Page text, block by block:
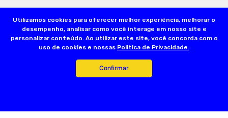
Utilizamos cookies para oferecer melhor experiência, melhorar o
desempenho, analisar como você interage em nosso site e
personalizar conteúdo. Ao utilizar este site, você concorda com o
uso de cookies e nossas Politica de Privacidade.
Confirmar
mais de 17 lojas físicas espalhadas pela Grande São Paulo. A nossa